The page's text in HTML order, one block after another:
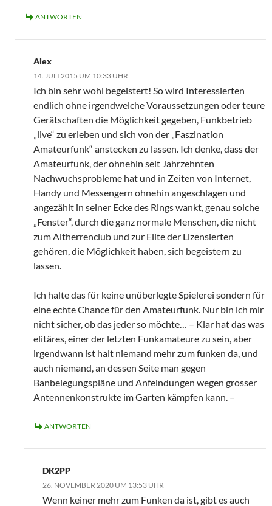
ANTWORTEN
Alex
14. JULI 2015 UM 10:33 UHR
Ich bin sehr wohl begeistert! So wird Interessierten
endlich ohne irgendwelche Voraussetzungen oder teure
Gerätschaften die Möglichkeit gegeben, Funkbetrieb
„live“ zu erleben und sich von der „Faszination
Amateurfunk“ anstecken zu lassen. Ich denke, dass der
Amateurfunk, der ohnehin seit Jahrzehnten
Nachwuchsprobleme hat und in Zeiten von Internet,
Handy und Messengern ohnehin angeschlagen und
angezählt in seiner Ecke des Rings wankt, genau solche
„Fenster“, durch die ganz normale Menschen, die nicht
zum Altherrenclub und zur Elite der Lizensierten
gehören, die Möglichkeit haben, sich begeistern zu
lassen.
Ich halte das für keine unüberlegte Spielerei sondern für
eine echte Chance für den Amateurfunk. Nur bin ich mir
nicht sicher, ob das jeder so möchte… – Klar hat das was
elitäres, einer der letzten Funkamateure zu sein, aber
irgendwann ist halt niemand mehr zum funken da, und
auch niemand, an dessen Seite man gegen
Banbelegungspläne und Anfeindungen wegen grosser
Antennenkonstrukte im Garten kämpfen kann. –
ANTWORTEN
DK2PP
26. NOVEMBER 2020 UM 13:53 UHR
Wenn keiner mehr zum Funken da ist, gibt es auch